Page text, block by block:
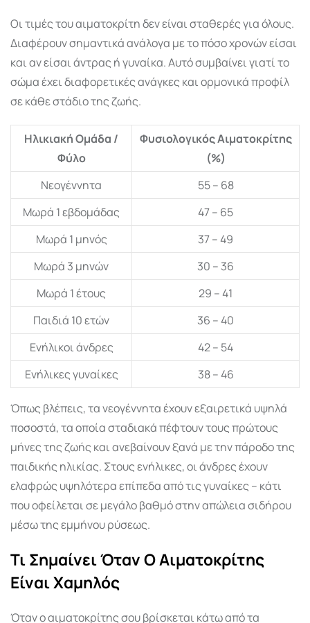
Οι τιμές του αιματοκρίτη δεν είναι σταθερές για όλους.
Διαφέρουν σημαντικά ανάλογα με το πόσο χρονών είσαι
και αν είσαι άντρας ή γυναίκα. Αυτό συμβαίνει γιατί το
σώμα έχει διαφορετικές ανάγκες και ορμονικά προφίλ
σε κάθε στάδιο της ζωής.
Ηλικιακή Ομάδα /
Φύλο
Φυσιολογικός Αιματοκρίτης
(%)
Νεογέννητα
55 – 68
Μωρά 1 εβδομάδας
47 – 65
Μωρά 1 μηνός
37 – 49
Μωρά 3 μηνών
30 – 36
Μωρά 1 έτους
29 – 41
Παιδιά 10 ετών
36 – 40
Ενήλικοι άνδρες
42 – 54
Ενήλικες γυναίκες
38 – 46
Όπως βλέπεις, τα νεογέννητα έχουν εξαιρετικά υψηλά
ποσοστά, τα οποία σταδιακά πέφτουν τους πρώτους
μήνες της ζωής και ανεβαίνουν ξανά με την πάροδο της
παιδικής ηλικίας. Στους ενήλικες, οι άνδρες έχουν
ελαφρώς υψηλότερα επίπεδα από τις γυναίκες – κάτι
που οφείλεται σε μεγάλο βαθμό στην απώλεια σιδήρου
μέσω της εμμήνου ρύσεως.
Τι Σημαίνει Όταν Ο Αιματοκρίτης
Είναι Χαμηλός
Όταν ο αιματοκρίτης σου βρίσκεται κάτω από τα